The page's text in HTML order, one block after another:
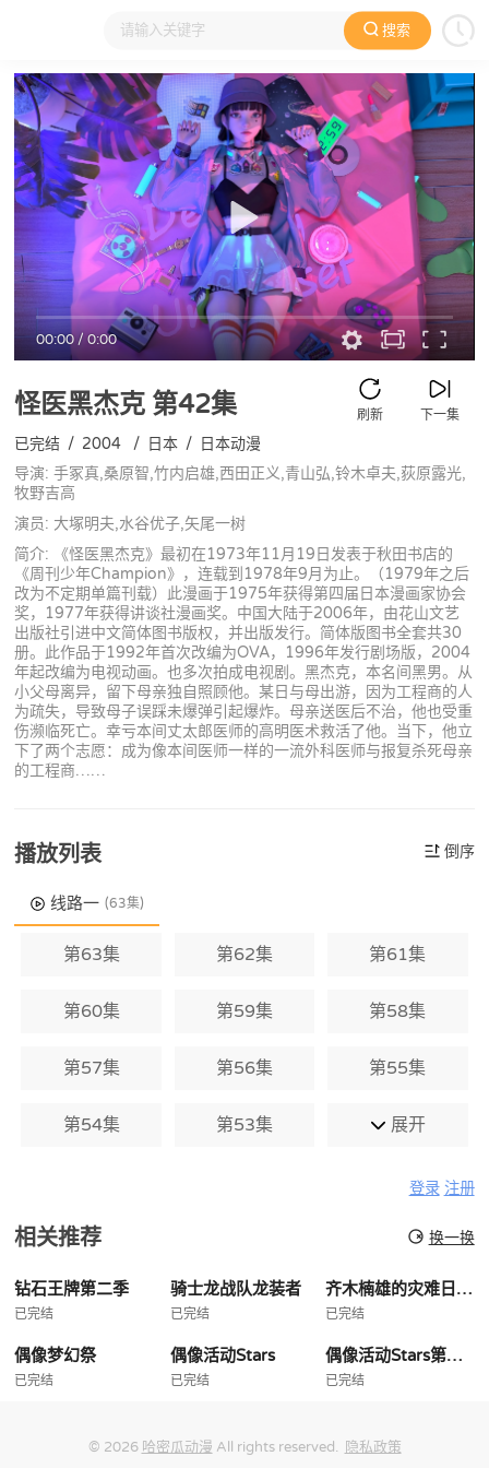
搜索
大家在看 日本动漫 国产动漫 欧美动漫 动漫电影
00:00/0:00
怪医黑杰克 第42集 下一集
刷新
已完结 / 2004 / 日本 / 日本动漫
导演: 手冢真,桑原智,竹内启雄,西田正义,青山弘,铃木卓夫,荻原露光,
牧野吉高
演员: 大塚明夫,水谷优子,矢尾一树
简介: 《怪医黑杰克》最初在1973年11月19日发表于秋田书店的
《周刊少年Champion》，连载到1978年9月为止。（1979年之后
改为不定期单篇刊载）此漫画于1975年获得第四届日本漫画家协会
奖，1977年获得讲谈社漫画奖。中国大陆于2006年，由花山文艺
出版社引进中文简体图书版权，并出版发行。简体版图书全套共30
册。此作品于1992年首次改编为OVA，1996年发行剧场版，2004
年起改编为电视动画。也多次拍成电视剧。黑杰克，本名间黑男。从
小父母离异，留下母亲独自照顾他。某日与母出游，因为工程商的人
为疏失，导致母子误踩未爆弹引起爆炸。母亲送医后不治，他也受重
伤濒临死亡。幸亏本间丈太郎医师的高明医术救活了他。当下，他立
下了两个志愿：成为像本间医师一样的一流外科医师与报复杀死母亲
的工程商……
播放列表 倒序
线路一 (63集)
第63集 第62集 第61集
第60集 第59集 第58集
第57集 第56集 第55集
第54集 第53集 展开
登录 注册
相关推荐 换一换
钻石王牌第二季
已完结
骑士龙战队龙装者
已完结
齐木楠雄的灾难日播版
已完结
偶像梦幻祭
已完结
偶像活动Stars
已完结
偶像活动Stars第二季
已完结
© 2026 哈密瓜动漫 All rights reserved. 隐私政策